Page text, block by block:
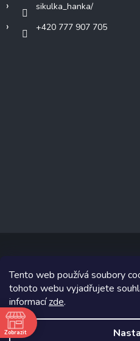
Tento web používá soubory
tohoto webu vyjadřujete
informacízde.
sikulka_hanka/
+420 777 907 705
Copyright 2026
Grafický návrh vytvořil a na
Zobrazit